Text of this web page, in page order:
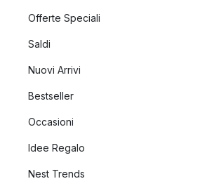
Offerte Speciali
Saldi
Nuovi Arrivi
Bestseller
Occasioni
Idee Regalo
Nest Trends